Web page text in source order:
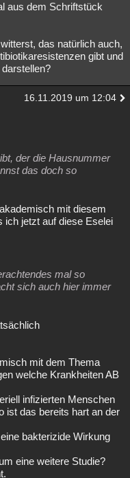
aus dem Schriftstück
das natürlich auch,
gibt und
16.11.2019 um 12:04
der die Hausnummer
das doch so
mit diesem
ich jetzt auf diese Eselei
mal so
sich auch hier immer
mit dem Thema
welche Krankheiten AB
infizierten Menschen
ist das bereits hart an der
bakterizide Wirkung
eine weitere Studie?